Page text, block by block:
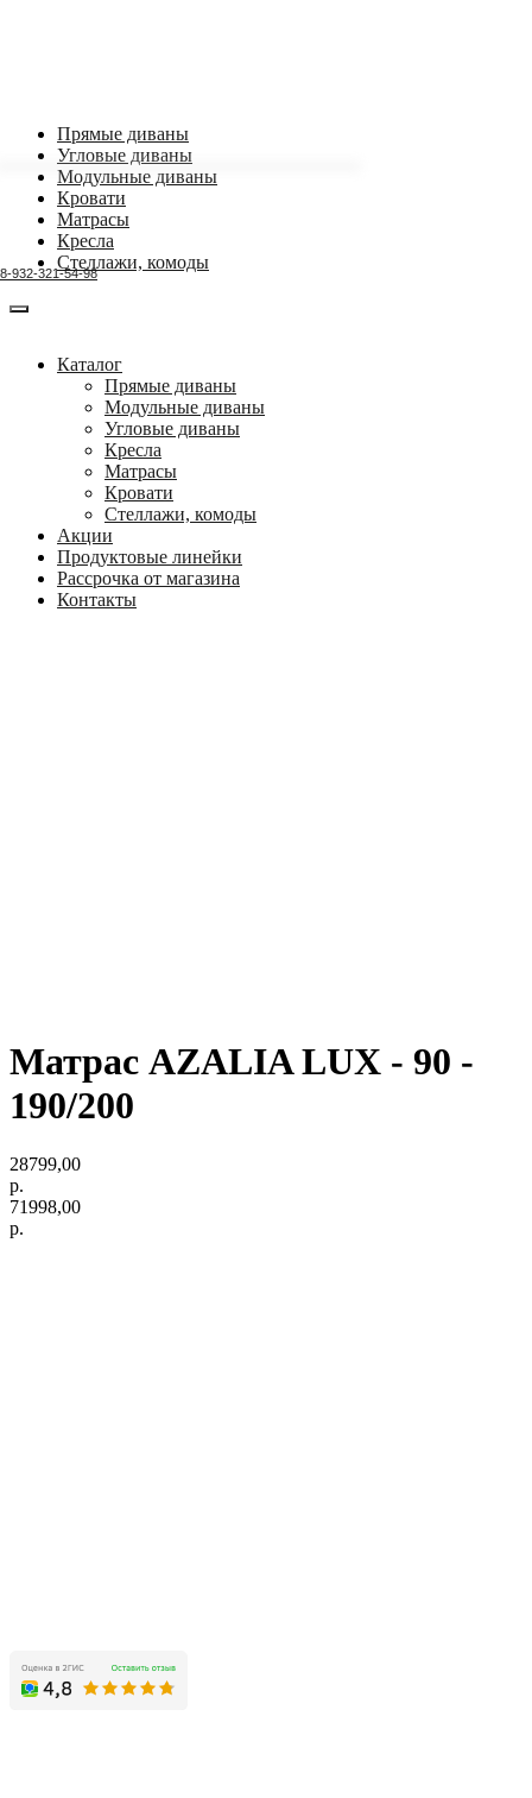
8-932-321-54-98
Прямые диваны
Угловые диваны
Модульные диваны
Кровати
Матрасы
Кресла
Стеллажи, комоды
Каталог
Прямые диваны
Модульные диваны
Угловые диваны
Кресла
Матрасы
Кровати
Стеллажи, комоды
Акции
Продуктовые линейки
Рассрочка от магазина
Контакты
Матрас AZALIA LUX - 90 -
190/200
28799,00
р.
71998,00
р.